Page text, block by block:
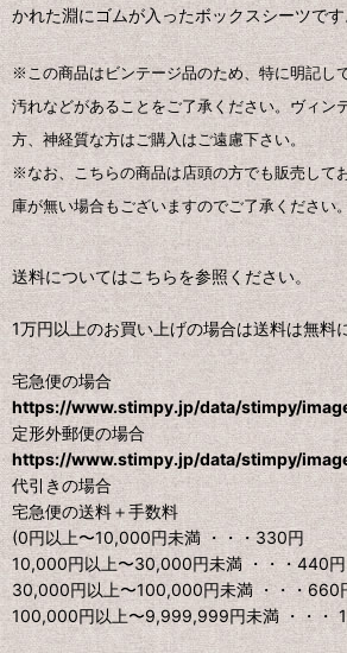
かれた淵にゴムが入ったボックスシーツで
※この商品はビンテージ品のため、特に明記し
汚れなどがあることをご了承ください。ヴィン
方、神経質な方はご購入はご遠慮下さい。
※なお、こちらの商品は店頭の方でも販売して
庫が無い場合もございますのでご了承ください。
送料についてはこちらを参照ください。
1万円以上のお買い上げの場合は送料は無料
宅急便の場合
https://www.stimpy.jp/data/stimpy/
定形外郵便の場合
https://www.stimpy.jp/data/stimpy/
代引きの場合
宅急便の送料＋手数料
(0円以上〜10,000円未満 ・・・330円
10,000円以上〜30,000円未満 ・・・440円
30,000円以上〜100,000円未満 ・・・660
100,000円以上〜9,999,999円未満 ・・・